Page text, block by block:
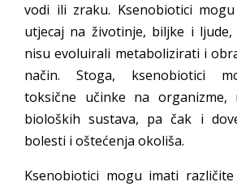
vodi ili zraku. Ksenobiotici
utjecaj na životinje, biljke i
nisu evoluirali metabolizirati i
način. Stoga, ksenobiotici
toksične učinke na organizme,
bioloških sustava, pa čak i
bolesti i oštećenja okoliša.
Ksenobiotici mogu imati